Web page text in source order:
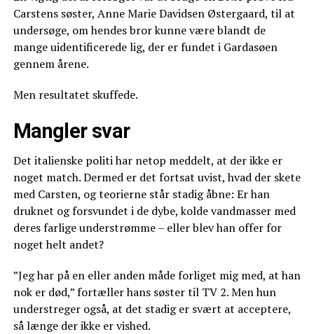
Carstens søster, Anne Marie Davidsen Østergaard, til at
undersøge, om hendes bror kunne være blandt de
mange uidentificerede lig, der er fundet i Gardasøen
gennem årene.
Men resultatet skuffede.
Mangler svar
Det italienske politi har netop meddelt, at der ikke er
noget match. Dermed er det fortsat uvist, hvad der skete
med Carsten, og teorierne står stadig åbne: Er han
druknet og forsvundet i de dybe, kolde vandmasser med
deres farlige understrømme – eller blev han offer for
noget helt andet?
”Jeg har på en eller anden måde forliget mig med, at han
nok er død,” fortæller hans søster til TV 2. Men hun
understreger også, at det stadig er svært at acceptere,
så længe der ikke er vished.